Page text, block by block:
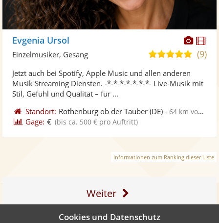
Evgenia Ursol
5,0(9)
Einzelmusiker, Gesang
Jetzt auch bei Spotify, Apple Music und allen anderen
Musik Streaming Diensten. -*-*-*-*-*-*-*- Live-Musik mit
Stil, Gefühl und Qualität – für ...
Standort: Rothenburg ob der Tauber (DE) -64 km von Erlangen
Gage: € (bis ca. 500 € pro Auftritt)
Informationen zum Ranking dieser Liste
Weiter
Cookies und Datenschutz